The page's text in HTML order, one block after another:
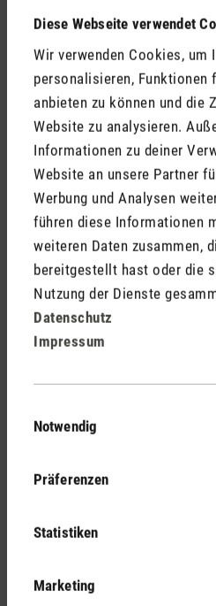
Diese Webseite verwendet
Wir verwenden Cookies, um
personalisieren, Funktionen
anbieten zu können und die
Website zu analysieren.
Informationen zu deiner
Website an unsere Partner
Werbung und Analysen
führen diese Informationen
weiteren Daten zusammen,
bereitgestellt hast oder die
Nutzung der Dienste
Datenschutz
Impressum
Notwendig
Präferenzen
Statistiken
Marketing
Elektrogeräten
Elektrogeräte wie Backofen,
andere Haushaltsgeräte
Wohnung. Versuche ihren
auch vom Strom, wenn sie nicht
Tipp Nr. 4: Pflanzen
Raumklimas